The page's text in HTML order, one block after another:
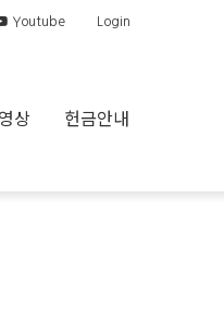
Youtube Login
상 헌금안내